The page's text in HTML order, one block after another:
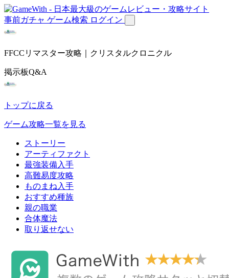
事前ガチャ ゲーム検索 ログイン
FFCCリマスター攻略｜クリスタルクロニクル
掲示板Q&A
トップに戻る
ゲーム攻略一覧を見る
ストーリー
アーティファクト
最強装備入手
高難易度攻略
ものまね入手
おすすめ種族
親の職業
合体魔法
取り返せない